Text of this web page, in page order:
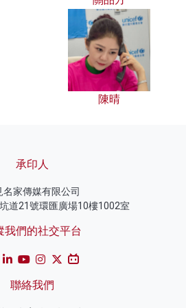
陳晴
承印人
名家傳媒有限公司
道21號環匯廣場10樓1002室
我們的社交平台
聯絡我們